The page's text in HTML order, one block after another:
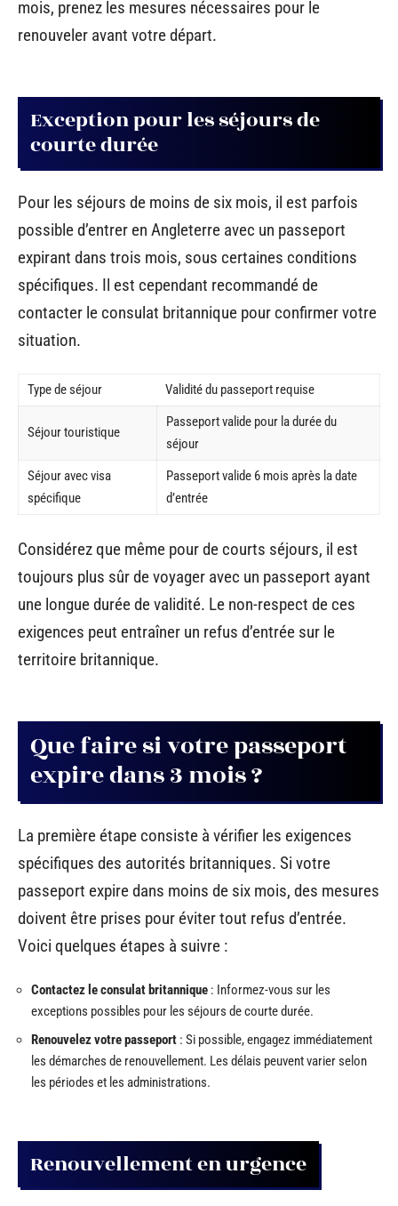
mois, prenez les mesures nécessaires pour le
renouveler avant votre départ.
Exception pour les séjours de
courte durée
Pour les séjours de moins de six mois, il est parfois
possible d’entrer en Angleterre avec un passeport
expirant dans trois mois, sous certaines conditions
spécifiques. Il est cependant recommandé de
contacter le consulat britannique pour confirmer votre
situation.
Type de séjour Validité du passeport requise
Séjour touristique
Passeport valide pour la durée du
séjour
Séjour avec visa
spécifique
Passeport valide 6 mois après la date
d’entrée
Considérez que même pour de courts séjours, il est
toujours plus sûr de voyager avec un passeport ayant
une longue durée de validité. Le non-respect de ces
exigences peut entraîner un refus d’entrée sur le
territoire britannique.
Que faire si votre passeport
expire dans 3 mois ?
La première étape consiste à vérifier les exigences
spécifiques des autorités britanniques. Si votre
passeport expire dans moins de six mois, des mesures
doivent être prises pour éviter tout refus d’entrée.
Voici quelques étapes à suivre :
Contactez le consulat britannique : Informez-vous sur les
exceptions possibles pour les séjours de courte durée.
Renouvelez votre passeport : Si possible, engagez immédiatement
les démarches de renouvellement. Les délais peuvent varier selon
les périodes et les administrations.
Renouvellement en urgence